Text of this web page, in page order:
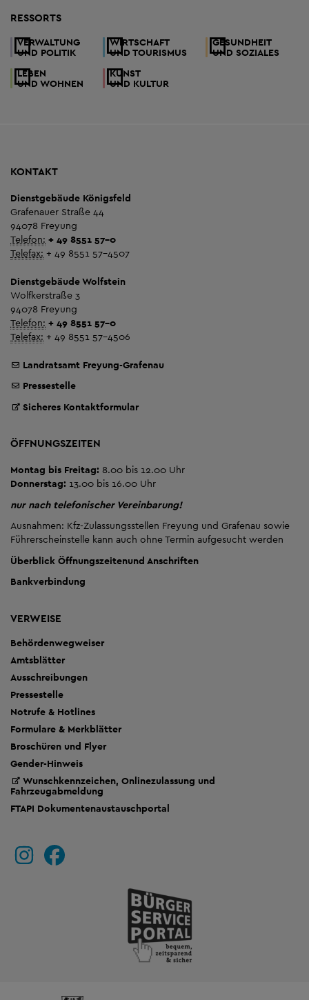
RESSORTS
VERWALTUNG
UND POLITIK
WIRTSCHAFT
UND TOURISMUS
GESUNDHEIT
UND SOZIALES
LEBEN
UND WOHNEN
KUNST
UND KULTUR
KONTAKT
Dienstgebäude Königsfeld
Grafenauer Straße 44
94078 Freyung
Telefon: + 49 8551 57-0
Telefax: + 49 8551 57-4507
Dienstgebäude Wolfstein
Wolfkerstraße 3
94078 Freyung
Telefon: + 49 8551 57-0
Telefax: + 49 8551 57-4506
Landratsamt Freyung-Grafenau
Pressestelle
Sicheres Kontaktformular
ÖFFNUNGSZEITEN
Montag bis Freitag: 8.00 bis 12.00 Uhr
Donnerstag: 13.00 bis 16.00 Uhr
nur nach telefonischer Vereinbarung!
Ausnahmen: Kfz-Zulassungsstellen Freyung und Grafenau sowie
Führerscheinstelle kann auch ohne Termin aufgesucht werden
Überblick Öffnungszeitenund Anschriften
Bankverbindung
VERWEISE
Behördenwegweiser
Amtsblätter
Ausschreibungen
Pressestelle
Notrufe & Hotlines
Formulare & Merkblätter
Broschüren und Flyer
Gender-Hinweis
Wunschkennzeichen, Onlinezulassung und
Fahrzeugabmeldung
FTAPI Dokumentenaustauschportal